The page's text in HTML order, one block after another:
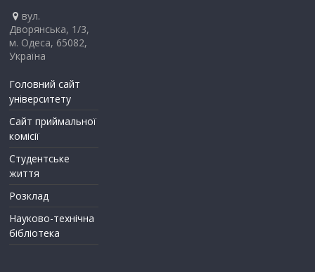
вул.
Дворянська, 1/3,
м. Одеса, 65082,
Україна
Головний сайт
університету
Сайт приймальної
комісії
Студентське
життя
Розклад
Науково-технічна
бібліотека